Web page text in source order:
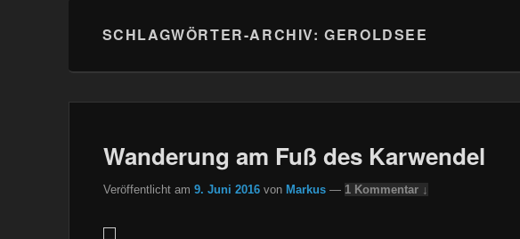
SCHLAGWÖRTER-ARCHIV:GEROLDSEE
Wanderung am Fuß des Karwendel
Veröffentlicht am 9. Juni 2016 von Markus — 1 Kommentar ↓